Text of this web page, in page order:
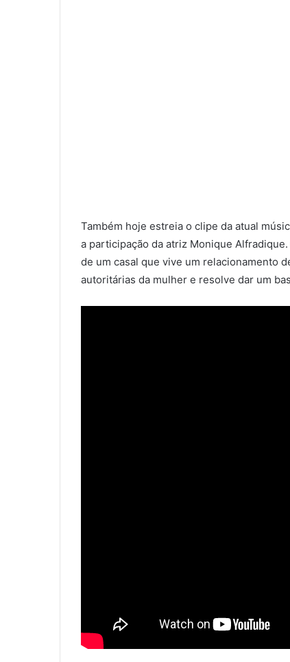
Também hoje estreia o clipe da atual
a participação da atriz Monique
de um casal que vive um relacionamento
autoritárias da mulher e resolve dar um